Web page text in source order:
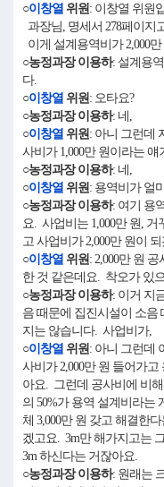
○이창열 위원: 이창열 위원
과장님, 명세서 278페이지
이게 설계용역비가 2,000
○농정과장 이용하: 설계용
다.
○이창열 위원: 오타요?
○농정과장 이용하: 네,
○이창열 위원: 아니 그런데
사비가 1,000만 원이라는 얘
○농정과장 이용하: 네,
○이창열 위원: 용역비가 얼
○농정과장 이용하: 여기 용
요. 사업비는 1,000만 원, 거
고 사업비가 2,000만 원이
○이창열 위원: 2,000만 원
한 것 같은데요. 착오가 있
○농정과장 이용하: 이거 지
음 때문에 집진시설이 소음
지는 않습니다. 사업비가,
○이창열 위원: 아니 그런데
사비가 2,000만 원 들어가
아요. 그런데 공사비에 비
의 50%가 용역 설계비라는
체 3,000만 원 갖고 해결한
겠고요. 3m만 해가지고는
3m 하신다는 거잖아요.
○농정과장 이용하: 원래는